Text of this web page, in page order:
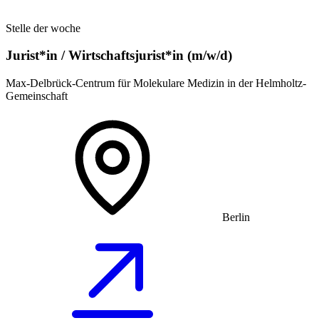
Stelle der woche
Jurist*in / Wirtschafts­jurist*in (m/w/d)
Max-Delbrück-Centrum für Molekulare Medizin in der Helmholtz-
Gemeinschaft
Berlin